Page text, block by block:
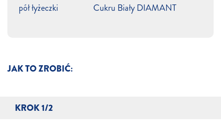
JAK TO ZROBIĆ:
KROK 1/2
pół łyżeczki
Cukru Biały DIAMANT